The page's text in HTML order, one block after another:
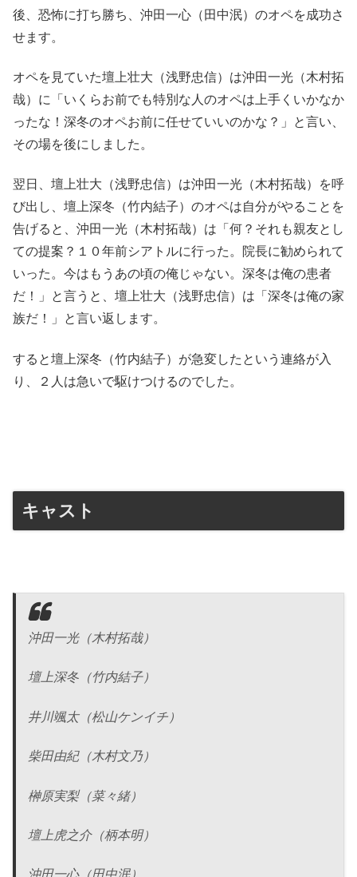
後、恐怖に打ち勝ち、沖田一心（田中泯）のオペを成功さ
せます。
オペを見ていた壇上壮大（浅野忠信）は沖田一光（木村拓
哉）に「いくらお前でも特別な人のオペは上手くいかなか
ったな！深冬のオペお前に任せていいのかな？」と言い、
その場を後にしました。
翌日、壇上壮大（浅野忠信）は沖田一光（木村拓哉）を呼
び出し、壇上深冬（竹内結子）のオペは自分がやることを
告げると、沖田一光（木村拓哉）は「何？それも親友とし
ての提案？１０年前シアトルに行った。院長に勧められて
いった。今はもうあの頃の俺じゃない。深冬は俺の患者
だ！」と言うと、壇上壮大（浅野忠信）は「深冬は俺の家
族だ！」と言い返します。
すると壇上深冬（竹内結子）が急変したという連絡が入
り、２人は急いで駆けつけるのでした。
キャスト
沖田一光（木村拓哉）
壇上深冬（竹内結子）
井川颯太（松山ケンイチ）
柴田由紀（木村文乃）
榊原実梨（菜々緒）
壇上虎之介（柄本明）